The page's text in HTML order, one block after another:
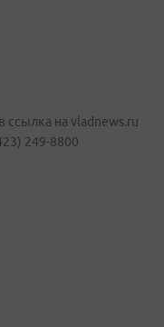
ссылка на vladnews.ru
249-8800